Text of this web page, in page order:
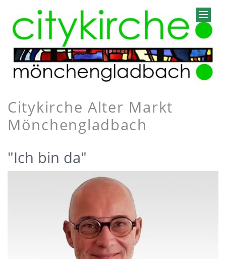
Citykirche Alter Markt
Mönchengladbach
"Ich bin da"